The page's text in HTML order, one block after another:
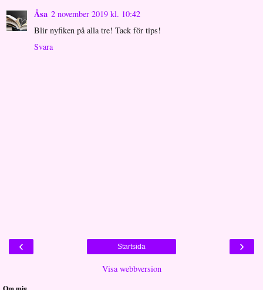
Åsa 2 november 2019 kl. 10:42
Blir nyfiken på alla tre! Tack för tips!
Svara
‹ ›
Startsida
Visa webbversion